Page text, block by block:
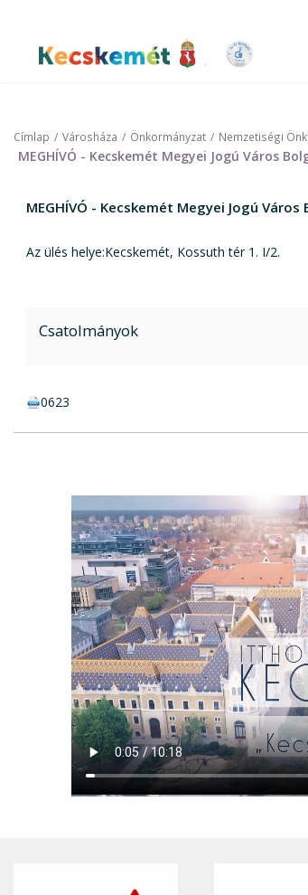
tartalomra
Kecskemét Város Honlapja
Címlap Városháza Önkormányzat Nemzetiségi
MEGHÍVÓ - Kecskemét Megyei Jogú Város
MEGHÍVÓ - Kecskemét Megyei Jogú
Az ülés helye:Kecskemét, Kossuth tér 1. I/2.
Csatolmányok
docx csatolmány:
0623